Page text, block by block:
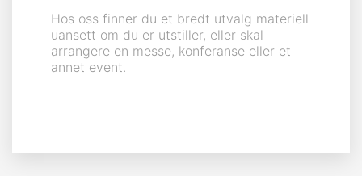
Hos oss finner du et bredt utvalg materiell
uansett om du er utstiller, eller skal
arrangere en messe, konferanse eller et
annet event.